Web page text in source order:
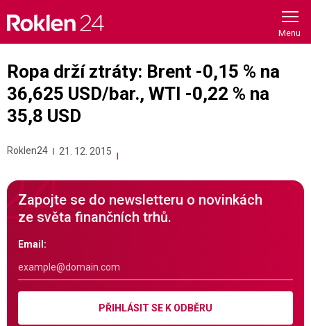
content
Ropa drží ztráty: Brent -0,15 % na
36,625 USD/bar., WTI -0,22 % na
35,8 USD
Roklen24 21. 12. 2015
Zapojte se do newsletteru o novinkách
ze světa finančních trhů.
Email:
PŘIHLÁSIT SE K ODBĚRU